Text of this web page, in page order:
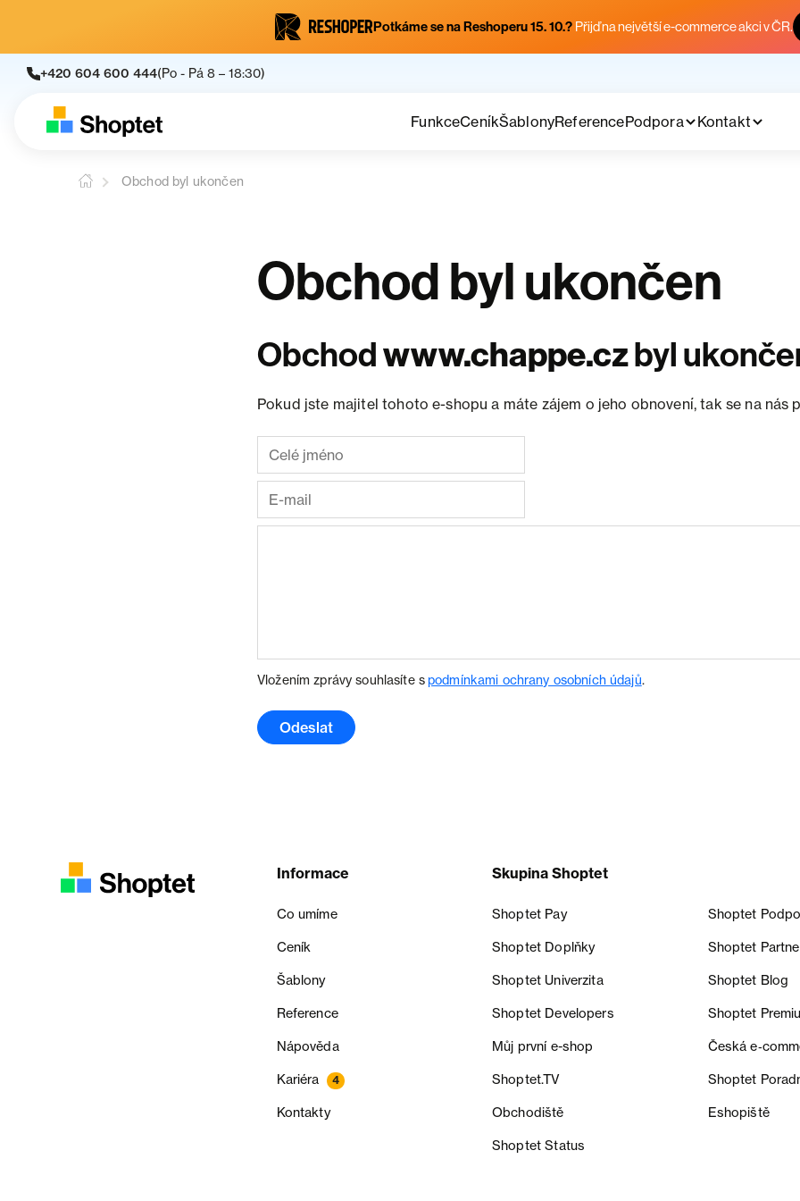
Potkáme se na Reshoperu 15. 10.? Přijď na největší e-commerce akci v ČR.
+420 604 600 444(Po - Pá 8 – 18:30)
FunkceCeníkŠablonyReferencePodpora Kontakt
Obchod byl ukončen
Obchod byl ukončen
Obchodwww.chappe.czbyl
Pokud jste majitel tohoto e-shopu a máte zájem o jeho obnovení, tak se na nás
Vložením zprávy souhlasíte spodmínkami ochrany osobních údajů.
Odeslat
Informace
Co umíme
Ceník
Šablony
Reference
Nápověda
Kariéra 4
Kontakty
Skupina Shoptet
Shoptet Pay Shoptet
Shoptet Doplňky Shoptet
Shoptet Univerzita Shoptet Blog
Shoptet Developers Shoptet
Můj první e-shop Česká
Shoptet.TV Shoptet
Obchodiště Eshopiště
Shoptet Status